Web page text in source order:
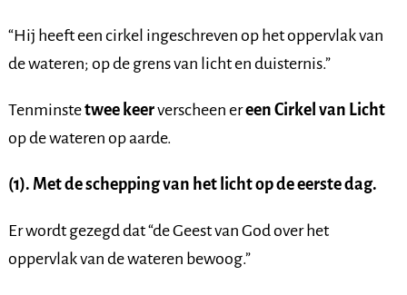
“Hij heeft een cirkel ingeschreven op het oppervlak van
de wateren; op de grens van licht en duisternis.”
Tenminstetwee keerverscheen ereen Cirkel van Licht
op de wateren op aarde.
(1). Met de schepping van het licht op de eerste dag.
Er wordt gezegd dat “de Geest van God over het
oppervlak van de wateren bewoog.”